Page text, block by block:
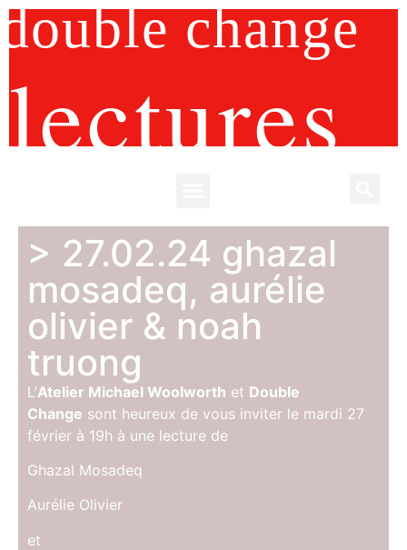
double change
lectures
> 27.02.24 ghazal
mosadeq, aurélie
olivier & noah
truong
L’Atelier Michael Woolworth et Double
Change sont heureux de vous inviter le mardi 27
février à 19h à une lecture de
Ghazal Mosadeq
Aurélie Olivier
et